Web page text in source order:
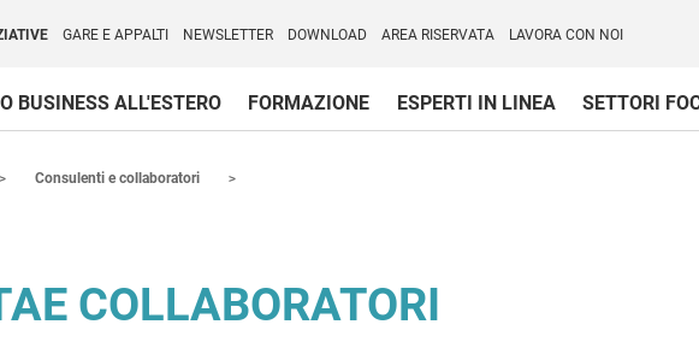
GARE E APPALTI NEWSLETTER DOWNLOAD AREA RISERVATA LAVORA CON NOI
BUSINESS ALL'ESTERO FORMAZIONE ESPERTI IN LINEA
SETTORI
Consulenti e collaboratori
COLLABORATORI